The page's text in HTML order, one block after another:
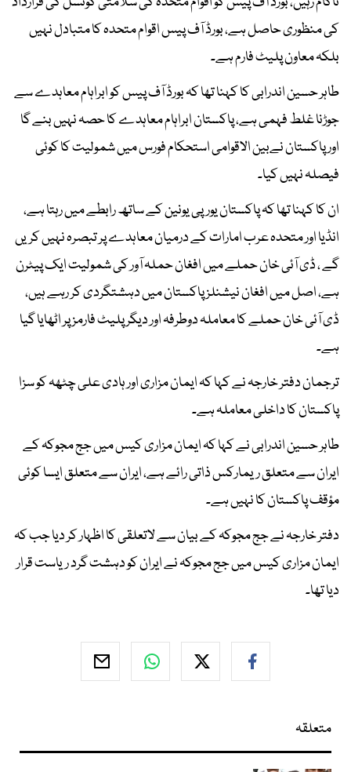
کی منظوری حاصل ہے، بورڈ آف پیس اقوام متحدہ کا متبادل نہیں
بلکہ معاون پلیٹ فارم ہے۔
طاہر حسین اندرابی کا کہنا تھا کہ بورڈ آف پیس کو ابراہام معاہدے سے
جوڑنا غلط فہمی ہے، پاکستان ابراہام معاہدے کا حصہ نہیں بنے گا
اور پاکستان نےبین الاقوامی استحکام فورس میں شمولیت کا کوئی
فیصلہ نہیں کیا۔
ان کا کہنا تھا کہ پاکستان یورپی یونین کے ساتھ رابطے میں رہتا ہے،
انڈیا اور متحدہ عرب امارات کے درمیان معاہدے پر تبصرہ نہیں کریں
گے ، ڈی آئی خان حملے میں افغان حملہ آور کی شمولیت ایک پیٹرن
ہے، اصل میں افغان نیشنلز پاکستان میں دہشتگردی کر رہے ہیں،
ڈی آئی خان حملے کا معاملہ دوطرفہ اور دیگر پلیٹ فارمز پر اٹھایا گیا
ہے۔
ترجمان دفتر خارجہ نے کہا کہ ایمان مزاری اور ہادی علی چٹھہ کو سزا
پاکستان کا داخلی معاملہ ہے۔
طاہر حسین اندرابی نے کہا کہ ایمان مزاری کیس میں جج مجوکہ کے
ایران سے متعلق ریمارکس ذاتی رائے ہے، ایران سے متعلق ایسا کوئی
مؤقف پاکستان کا نہیں ہے۔
دفتر خارجہ نے جج مجوکہ کے بیان سے لاتعلقی کا اظہار کر دیا جب کہ
ایمان مزاری کیس میں جج مجوکہ نے ایران کو دہشت گرد ریاست قرار
دیا تھا۔
متعلقہ